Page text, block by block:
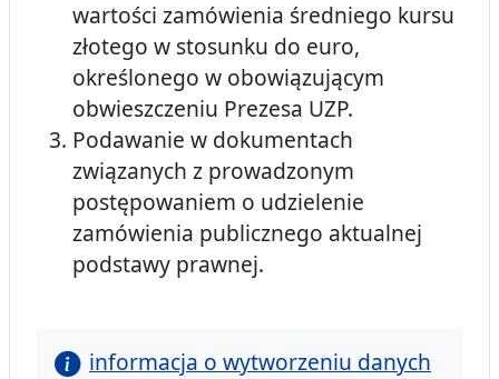
wartości zamówienia średniego kursu
złotego w stosunku do euro,
określonego w obowiązującym
obwieszczeniu Prezesa UZP.
Podawanie w dokumentach
związanych z prowadzonym
postępowaniem o udzielenie
zamówienia publicznego aktualnej
podstawy prawnej.
informacja o wytworzeniu danych